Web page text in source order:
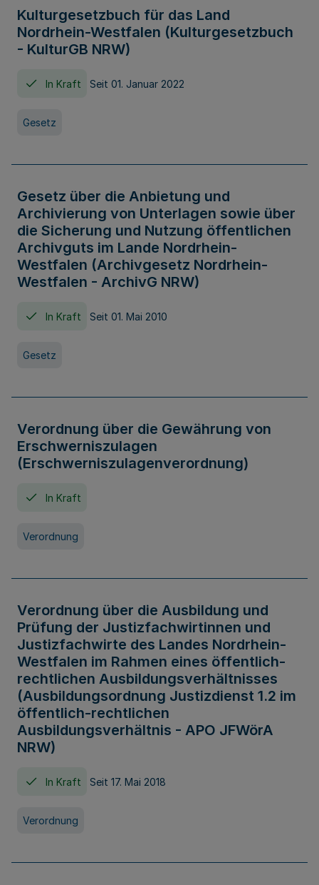
Kulturgesetzbuch für das Land
Nordrhein-Westfalen (Kulturgesetzbuch
- KulturGB NRW)
In Kraft Seit 01. Januar 2022
Gesetz
Gesetz über die Anbietung und
Archivierung von Unterlagen sowie über
die Sicherung und Nutzung öffentlichen
Archivguts im Lande Nordrhein-
Westfalen (Archivgesetz Nordrhein-
Westfalen - ArchivG NRW)
In Kraft Seit 01. Mai 2010
Gesetz
Verordnung über die Gewährung von
Erschwerniszulagen
(Erschwerniszulagenverordnung)
In Kraft
Verordnung
Verordnung über die Ausbildung und
Prüfung der Justizfachwirtinnen und
Justizfachwirte des Landes Nordrhein-
Westfalen im Rahmen eines öffentlich-
rechtlichen Ausbildungsverhältnisses
(Ausbildungsordnung Justizdienst 1.2 im
öffentlich-rechtlichen
Ausbildungsverhältnis - APO JFWörA
NRW)
In Kraft Seit 17. Mai 2018
Verordnung